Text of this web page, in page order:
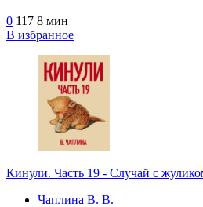
0 117 8 мин
В избранное
Кинули. Часть 19 - Случай с
Чаплина В. В.